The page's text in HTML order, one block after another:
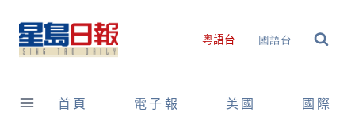
content
粵語台 國語台
首頁 電子報 美國 國際